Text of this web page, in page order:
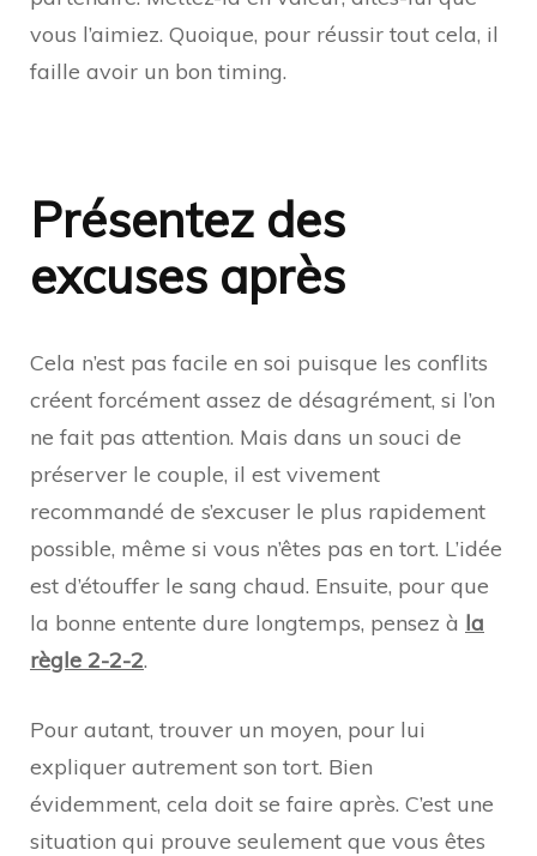
vous l’aimiez. Quoique, pour réussir tout cela, il
faille avoir un bon timing.
Présentez des
excuses après
Cela n’est pas facile en soi puisque les conflits
créent forcément assez de désagrément, si l’on
ne fait pas attention. Mais dans un souci de
préserver le couple, il est vivement
recommandé de s’excuser le plus rapidement
possible, même si vous n’êtes pas en tort. L’idée
est d’étouffer le sang chaud. Ensuite, pour que
la bonne entente dure longtemps, pensez à la
règle 2-2-2.
Pour autant, trouver un moyen, pour lui
expliquer autrement son tort. Bien
évidemment, cela doit se faire après. C’est une
situation qui prouve seulement que vous êtes